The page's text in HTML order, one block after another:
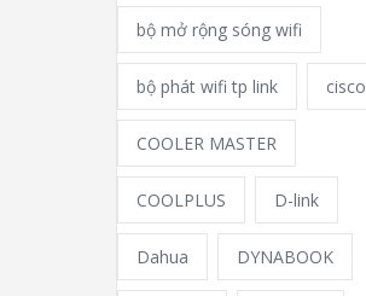
bộ mở rộng sóng wifi
bộ phát wifi tp link cisco
COOLER MASTER
COOLPLUS D-link
Dahua DYNABOOK